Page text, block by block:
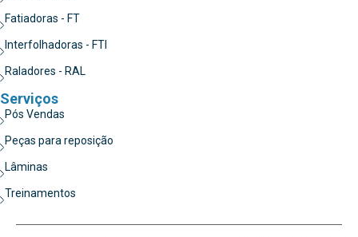
Fatiadoras - FT
Interfolhadoras - FTI
Raladores - RAL
Serviços
Pós Vendas
Peças para reposição
Lâminas
Treinamentos